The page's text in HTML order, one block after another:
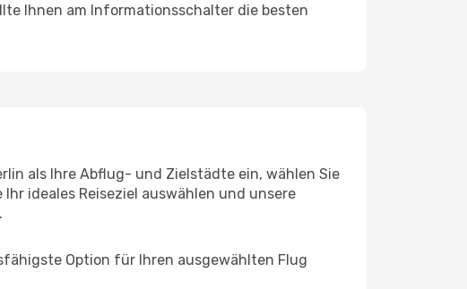
Ihnen am Informationsschalter die besten
als Ihre Abflug- und Zielstädte ein, wählen Sie
ideales Reiseziel auswählen und unsere
Option für Ihren ausgewählten Flug